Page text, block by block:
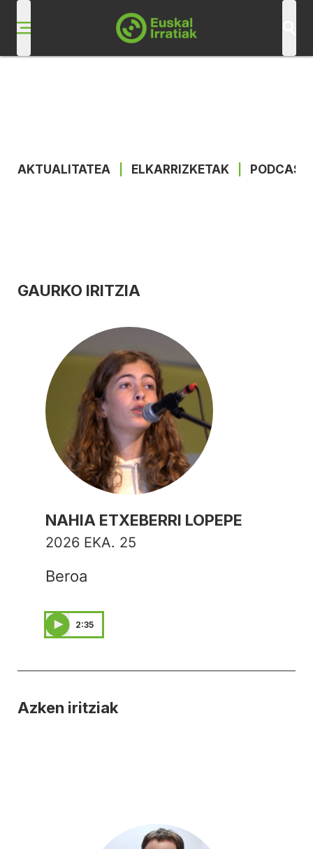
AKTUALITATEA ELKARRIZKETAK
GAURKO IRITZIA
NAHIA ETXEBERRI LOPEPE
2026 EKA. 25
Beroa
2:35
Azken iritziak